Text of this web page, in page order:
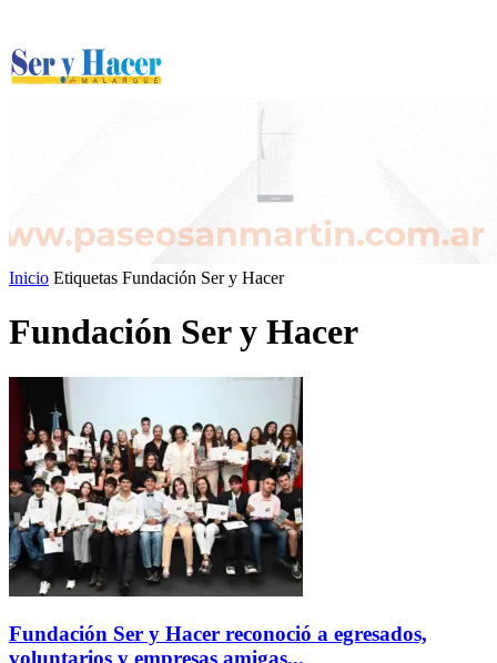
Inicio Etiquetas Fundación Ser y Hacer
Fundación Ser y Hacer
Fundación Ser y Hacer reconoció a egresados,
voluntarios y empresas amigas...